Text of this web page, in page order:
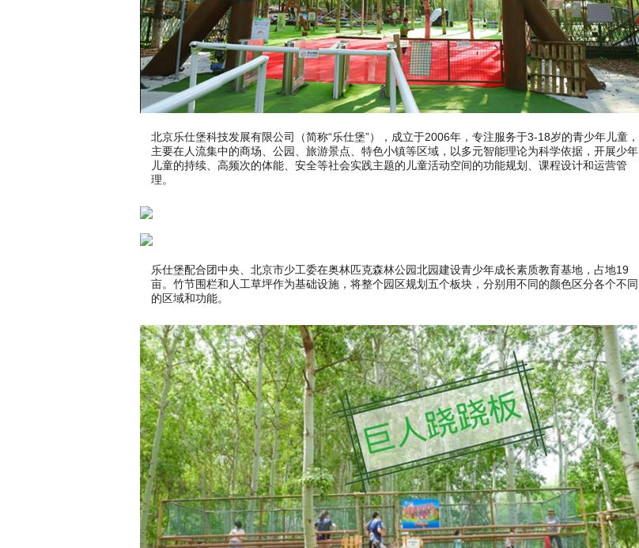
北京乐仕堡科技发展有限公司（简称“乐仕堡”），成立于2006年，专注服务于3-18岁的青少年儿童，
主要在人流集中的商场、公园、旅游景点、特色小镇等区域，以多元智能理论为科学依据，开展少年
儿童的持续、高频次的体能、安全等社会实践主题的儿童活动空间的功能规划、课程设计和运营管
理。
乐仕堡配合团中央、北京市少工委在奥林匹克森林公园北园建设青少年成长素质教育基地，占地19
亩。竹节围栏和人工草坪作为基础设施，将整个园区规划五个板块，分别用不同的颜色区分各个不同
的区域和功能。